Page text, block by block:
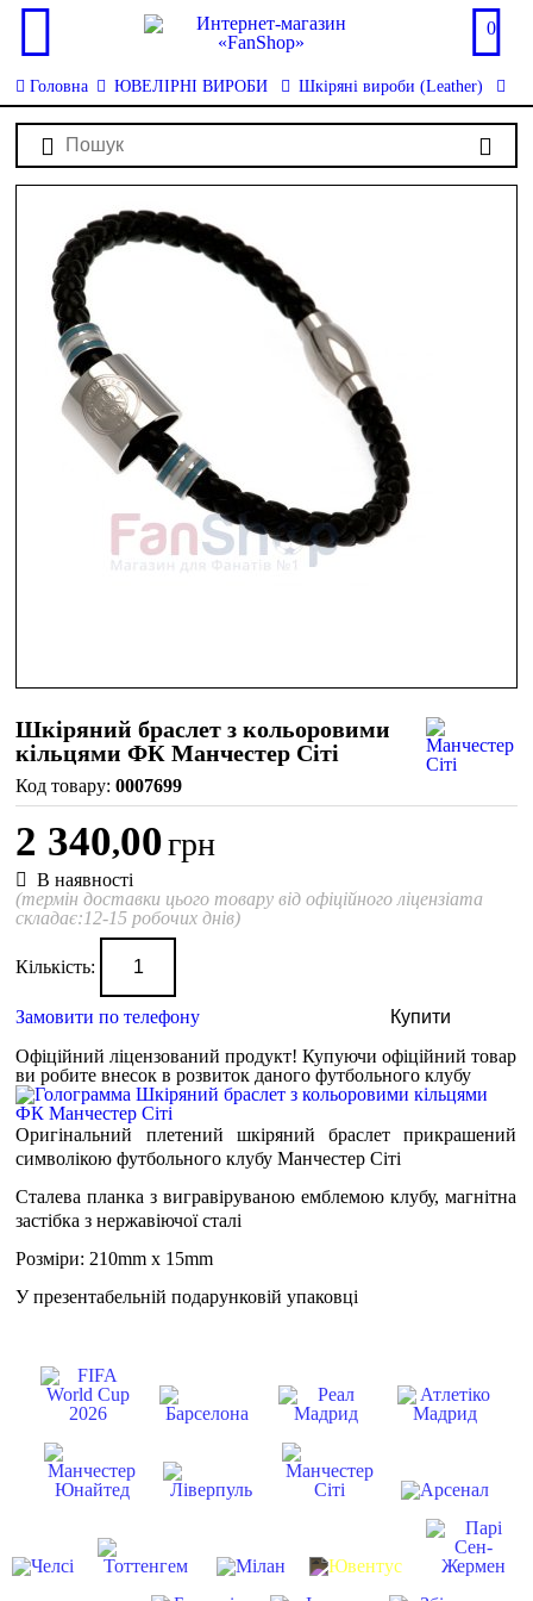
0
Головна ЮВЕЛІРНІ ВИРОБИ Шкіряні вироби (Leather)
Шкіряний браслет з кольоровими
кільцями ФК Манчестер Сіті
0007699
2 340,00грн
В наявності
(термін доставки цього товару від офіційного ліцензіата
складає:12-15 робочих днів)
Кількість:
Замовити по телефону
Купити
Офіційний ліцензований продукт!Купуючи офіційний товар
ви робите внесок в розвиток даного футбольного клубу
Оригінальний плетений шкіряний браслет прикрашений
символікою футбольного клубу Манчестер Сіті
Сталева планка з вигравіруваною емблемою клубу, магнітна
застібка з нержавіючої сталі
Розміри: 210mm x 15mm
У презентабельній подарунковій упаковці